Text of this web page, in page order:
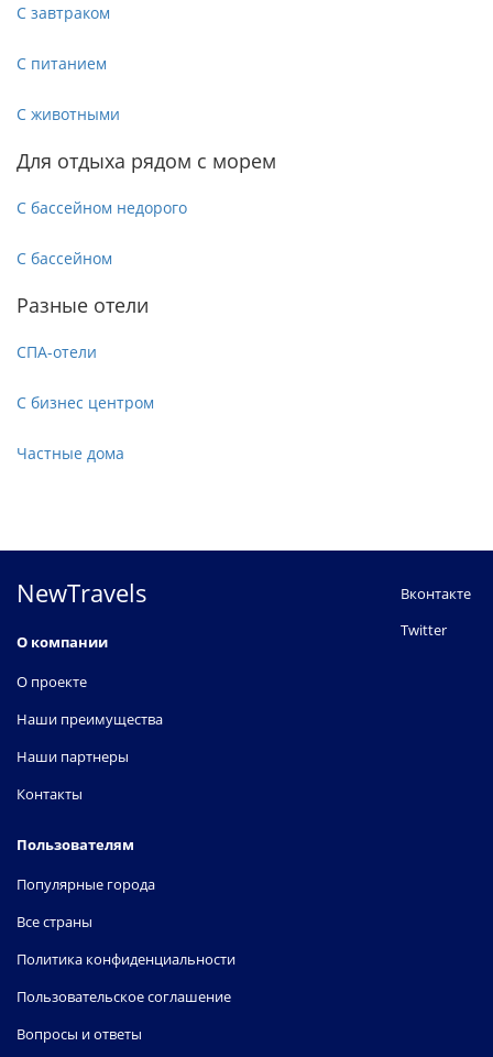
С завтраком
С питанием
С животными
Для отдыха рядом с морем
С бассейном недорого
С бассейном
Разные отели
СПА-отели
С бизнес центром
Частные дома
NewTravels
О компании
О проекте
Наши преимущества
Наши партнеры
Контакты
Пользователям
Популярные города
Все страны
Политика конфиденциальности
Пользовательское соглашение
Вопросы и ответы
Вконтакте
Twitter